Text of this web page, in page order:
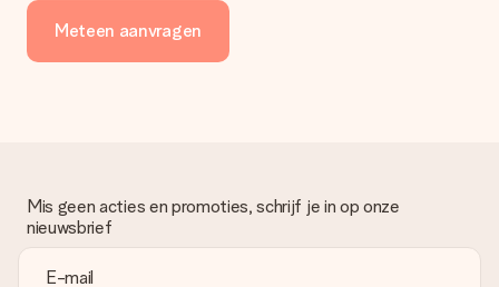
Meteen aanvragen
Mis geen acties en promoties, schrijf je in op onze
nieuwsbrief